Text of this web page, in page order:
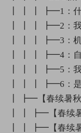
┃ ┃ ┃ ┣━1：什
┃ ┃ ┃ ┣━2：我
┃ ┃ ┃ ┣━3：机
┃ ┃ ┃ ┣━4：自
┃ ┃ ┃ ┣━5：我
┃ ┃ ┃ ┣━6：是
┃ ┣━【春续暑秋
┃ ┃ ┣━【春续暑
┃ ┃ ┣━【春续暑